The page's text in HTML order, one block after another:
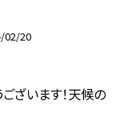
02/20
ざいます！天候の